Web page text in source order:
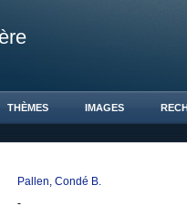
THÈMES IMAGES
Pallen, Condé B.
-